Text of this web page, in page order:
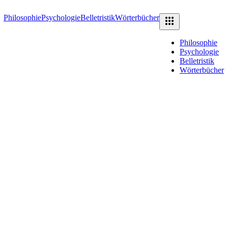
PhilosophiePsychologieBelletristikWörterbücher
Philosophie
Psychologie
Belletristik
Wörterbücher